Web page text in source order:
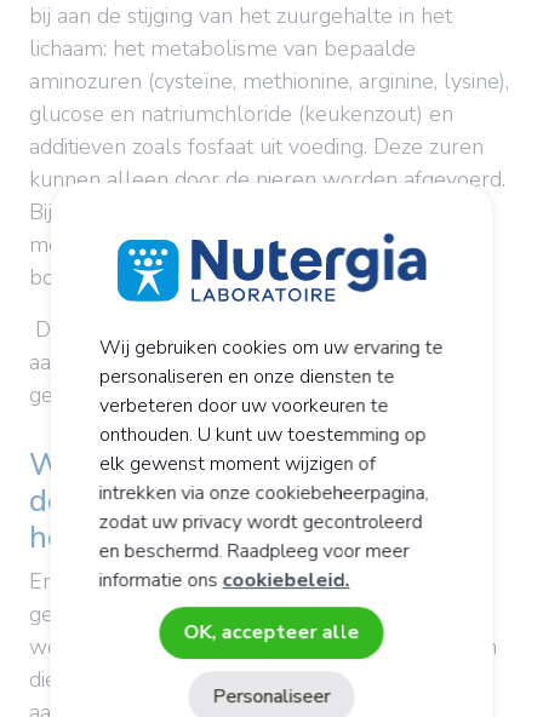
bij aan de stijging van het zuurgehalte in het
lichaam: het metabolisme van bepaalde
aminozuren (cysteïne, methionine, arginine, lysine),
glucose en natriumchloride (keukenzout) en
additieven zoals fosfaat uit voeding. Deze zuren
kunnen alleen door de nieren worden afgevoerd.
Bij overbelasting laadt het lichaam zichzelf op
met alkaliserende mineralen die het uit het
botweefsel haalt.
De zuur-basebalans kan daarom met een
aangepast voedingspatroon in stand worden
gehouden.
Welke voedingsmiddelen helpen
de zuur-basebalans in stand te
houden?
Er zijn veel alkalische voedingsmiddelen die
gemakkelijk in uw dagelijkse menu kunnen
worden opgenomen, waaronder verse groenten
die rijk zijn aan kalium, peulvruchten die rijk zijn
Wij gebruiken cookies om uw ervaring te
personaliseren en onze diensten te
verbeteren door uw voorkeuren te
onthouden. U kunt uw toestemming op
elk gewenst moment wijzigen of
intrekken via onze cookiebeheerpagina,
zodat uw privacy wordt gecontroleerd
en beschermd. Raadpleeg voor meer
informatie ons cookiebeleid.
OK, accepteer alle
Personaliseer